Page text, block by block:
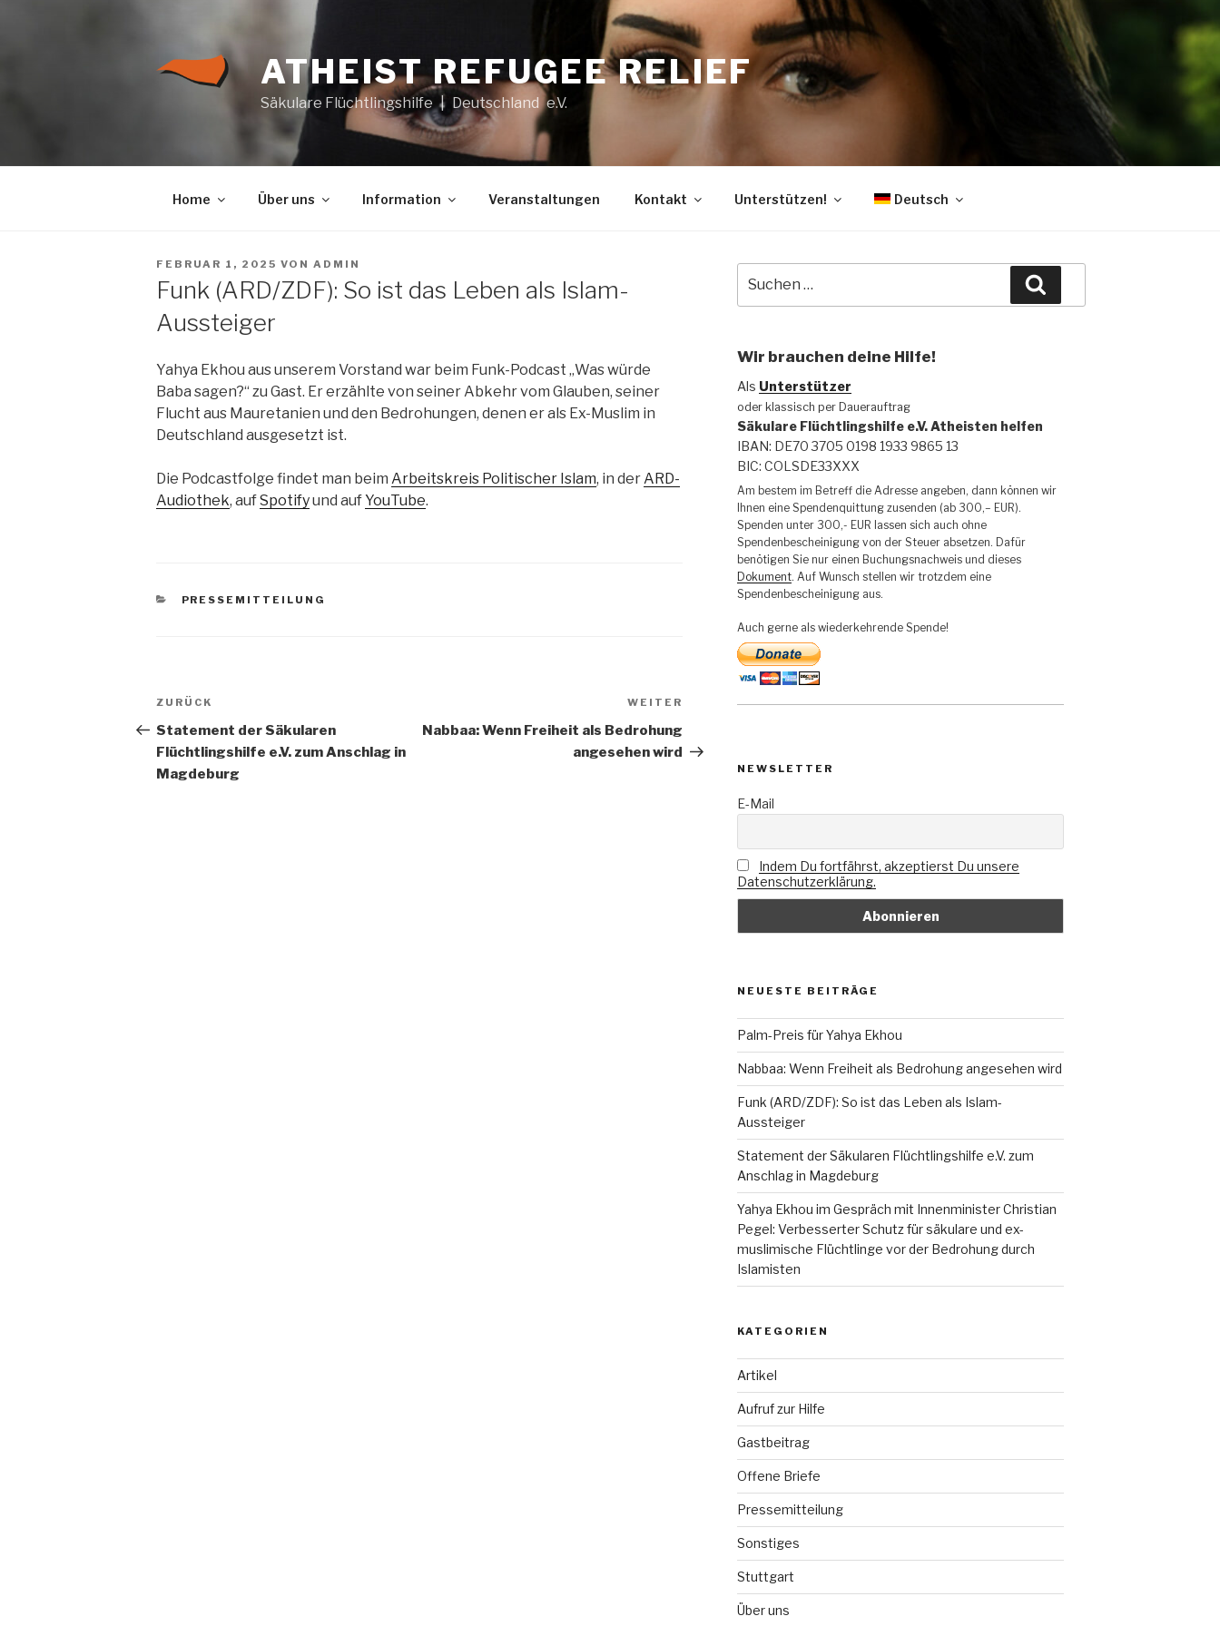
ATHEIST REFUGEE RELIEF
Säkulare Flüchtlingshilfe | Deutschland e.V.
Home Über uns Information Veranstaltungen Kontakt Unterstützen! Deutsch
VERÖFFENTLICHT
FEBRUAR 1, 2025 VON ADMIN
Funk (ARD/ZDF): So ist das Leben als Islam-
Aussteiger
Yahya Ekhou aus unserem Vorstand war beim Funk-Podcast „Was würde
Baba sagen?“ zu Gast. Er erzählte von seiner Abkehr vom Glauben, seiner
Flucht aus Mauretanien und den Bedrohungen, denen er als Ex-Muslim in
Deutschland ausgesetzt ist.
Die Podcastfolge findet man beim Arbeitskreis Politischer Islam, in derARD-
Audiothek, aufSpotifyund aufYouTube.
KATEGORIEN
PRESSEMITTEILUNG
Beitragsnavigation
Vorheriger
Beitrag
ZURÜCK
Statement der Säkularen
Flüchtlingshilfe e.V. zum Anschlag in
Magdeburg
Nächster
WEITER
Nabbaa: Wenn Freiheit als Bedrohung
angesehen wird
nach:
Wir brauchen deine Hilfe!
Als Unterstützer
oder klassisch per Dauerauftrag
Säkulare Flüchtlingshilfe e.V. Atheisten helfen
IBAN: DE70 3705 0198 1933 9865 13
BIC: COLSDE33XXX
Am bestem im Betreff die Adresse angeben, dann können wir
Ihnen eine Spendenquittung zusenden (ab 300,– EUR).
Spenden unter 300,- EUR lassen sich auch ohne
Spendenbescheinigung von der Steuer absetzen. Dafür
benötigen Sie nur einen Buchungsnachweis und dieses
Dokument. Auf Wunsch stellen wir trotzdem eine
Spendenbescheinigung aus.
Auch gerne als wiederkehrende Spende!
NEWSLETTER
E-Mail
Indem Du fortfährst, akzeptierst Du unsere
Datenschutzerklärung.
NEUESTE BEITRÄGE
Palm-Preis für Yahya Ekhou
Nabbaa: Wenn Freiheit als Bedrohung angesehen wird
Funk (ARD/ZDF): So ist das Leben als Islam-
Aussteiger
Statement der Säkularen Flüchtlingshilfe e.V. zum
Anschlag in Magdeburg
Yahya Ekhou im Gespräch mit Innenminister Christian
Pegel: Verbesserter Schutz für säkulare und ex-
muslimische Flüchtlinge vor der Bedrohung durch
Islamisten
KATEGORIEN
Artikel
Aufruf zur Hilfe
Gastbeitrag
Offene Briefe
Pressemitteilung
Sonstiges
Stuttgart
Über uns